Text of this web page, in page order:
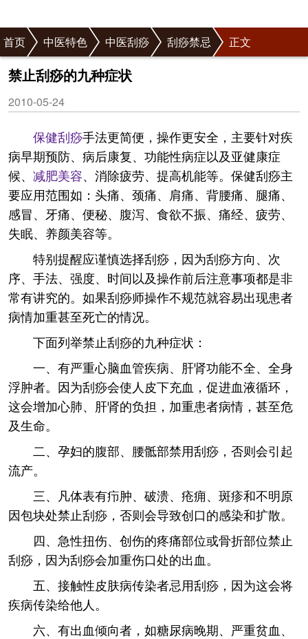
首页 中医特色 中医刮痧 刮痧禁忌 正文
禁止刮痧的九种症状
2010-05-24
保健刮痧手法更简便，操作更安全，主要针对疾
病早期预防、病后康复、功能性病症以及亚健康症
候、 减肥美容、消除疲劳、提高机能等。保健刮痧主
要应用范围如：头痛、颈痛、肩痛、背腰痛、腿痛、
感冒、牙痛、便秘、腹泻、食欲不振、痛经、疲劳、
失眠、养颜美容等。
特别提醒应谨慎选择刮痧，因为刮痧方向、次
序、手法、强度、时间以及操作前后注意事项都是非
常有讲究的。如果刮痧师操作不规范就容易出现患者
病情加重甚至死亡的情况。
下面列举禁止刮痧的九种症状：
一、有严重心脑血管疾病、肝肾功能不全、全身
浮肿者。因为刮痧会使人皮下充血，促进血液循环，
这会增加心肺、肝肾的负担，加重患者病情，甚至危
及生命。
二、孕妇的腹部、腰骶部禁用刮痧，否则会引起
流产。
三、凡体表有疖肿、破溃、疮痈、斑疹和不明原
因包块处禁止刮痧，否则会导致创口的感染和扩散。
四、急性扭伤、创伤的疼痛部位或骨折部位禁止
刮痧，因为刮痧会加重伤口处的出血。
五、接触性皮肤病传染者忌用刮痧，因为这会将
疾病传染给他人。
六、有出血倾向者，如糖尿病晚期、严重贫血、